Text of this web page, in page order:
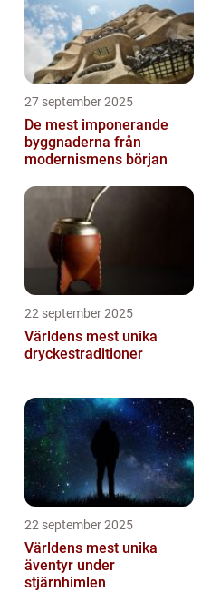
27 september 2025
De mest imponerande
byggnaderna från
modernismens början
22 september 2025
Världens mest unika
dryckestraditioner
22 september 2025
Världens mest unika
äventyr under
stjärnhimlen